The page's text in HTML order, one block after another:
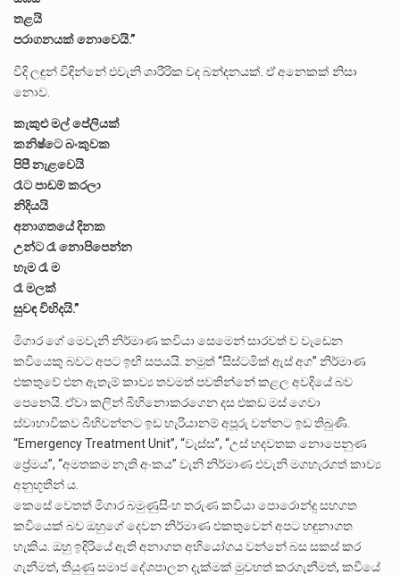
තළයි
පරාගනයක් නොවෙයි.”
වීදි ලඳුන් විඳින්නේ එවැනි ශාරීරික වද බන්දනයක්. ඒ අනෙකක් නිසා
නොව.
කැකුළු මල් පේලියක්
කනිෂ්ටෙ බංකුවක
පිපී නැළවෙයි
රෑට පාඩම් කරලා
නිදියයි
අනාගතයේ දිනක
උන්ට රෑ නොපිපෙන්න
හැම රෑ ම
රෑ මලක්
සුවඳ විහිදයි.”
මිගාර ගේ මෙවැනි නිර්මාණ කවියා සෙමෙන් සාරවත් ව වැඩෙන
කවියෙකු බවට අපට ඉඟි සපයයි. නමුත් “සිස්ටමික් ඇස් අග” නිර්මාණ
එකතුවේ එන ඇතැම් කාව්‍ය තවමත් පවතින්නේ කළල අවදියේ බව
පෙනෙයි. ඒවා කලින් බිහිනොකරගෙන දස එකඩ මස් ගෙවා
ස්වාභාවිකව බිහිවන්නට ඉඩ හැරියානම් අපූරු වන්නට ඉඩ තිබුණි.
“Emergency Treatment Unit”, “වැස්ස”, “උස් හදවතක නොපෙනුණ
ප්‍රේමය”, “අමතකම නැති අංකය” වැනි නිර්මාණ එවැනි මගහැරගත් කාව්‍ය
අනුභූතීන් ය.
කෙසේ වෙතත් මිගාර බමුණුසිංහ තරුණ කවියා පොරොන්දු සහගත
කවියෙක් බව ඔහුගේ දෙවන නිර්මාණ එකතුවෙන් අපට හඳුනාගත
හැකිය. ඔහු ඉදිරියේ ඇති අනාගත අභියෝගය වන්නේ බස සකස් කර
ගැනීමත්, තියුණු සමාජ දේශපාලන දැක්මක් මුවහත් කරගැනීමත්, කවියේ